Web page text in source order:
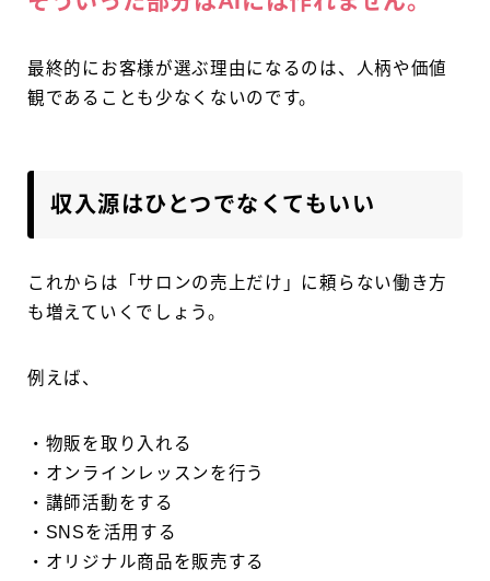
最終的にお客様が選ぶ理由になるのは、人柄や価値
観であることも少なくないのです。
収入源はひとつでなくてもいい
これからは「サロンの売上だけ」に頼らない働き方
も増えていくでしょう。
例えば、
・物販を取り入れる
・オンラインレッスンを行う
・講師活動をする
・SNSを活用する
・オリジナル商品を販売する